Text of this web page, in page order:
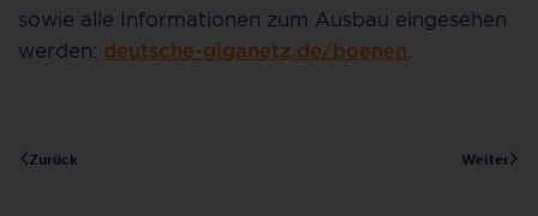
sowie alle Informationen zum Ausbau eingesehen
werden: deutsche-giganetz.de/boenen
Zurück Weiter